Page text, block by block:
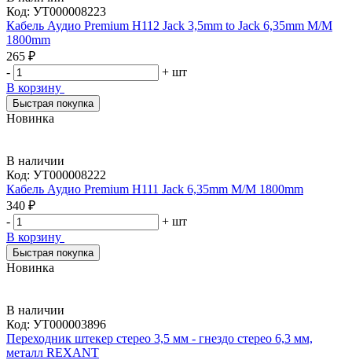
Код: УТ000008223
Кабель Аудио Premium H112 Jack 3,5mm to Jack 6,35mm M/M
1800mm
265 ₽
-
+ шт
В корзину
Быстрая покупка
Новинка
В наличии
Код: УТ000008222
Кабель Аудио Premium H111 Jack 6,35mm M/M 1800mm
340 ₽
-
+ шт
В корзину
Быстрая покупка
Новинка
В наличии
Код: УТ000003896
Переходник штекер стерео 3,5 мм - гнездо стерео 6,3 мм,
металл REXANT